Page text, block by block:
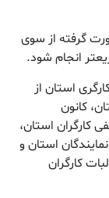
گرفته از سوی
انجام شود.
استان از
کانون
کارگران استان،
استان و
کارگران